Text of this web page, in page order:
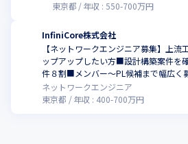
東京都
年収 :550-700万円
InfiniCore株式会社
【ネットワークエンジニア募集】上流
ップアップしたい方■設計構築案件を
件８割■メンバー～PL候補まで幅広
クス制■自由な働き方が可能
ネットワークエンジニア
東京都
年収 : 400-700万円